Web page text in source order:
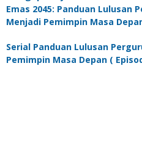
Emas 2045: Panduan Lulusan
Menjadi Pemimpin Masa
Serial Panduan Lulusan
Pemimpin Masa Depan (